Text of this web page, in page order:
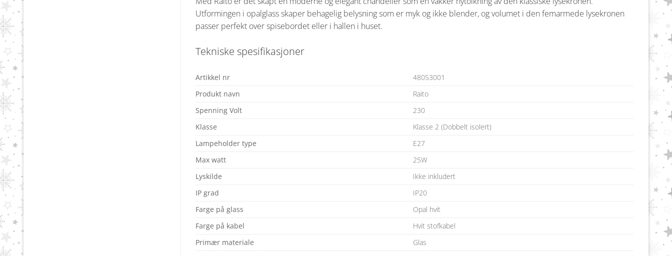
Utformingen i opalglass skaper behagelig belysning som er myk og ikke blender, og volumet i den femarmede lysekronen
passer perfekt over spisebordet eller i hallen i huset.
Tekniske spesifikasjoner
Artikkel nr
48053001
Produkt navn
Raito
Spenning Volt
230
Klasse
Klasse 2 (Dobbelt isolert)
Lampeholder type
E27
Max watt
25W
Lyskilde
Ikke inkludert
IP grad
IP20
Farge på glass
Opal hvit
Farge på kabel
Hvit stofkabel
Primær materiale
Glas